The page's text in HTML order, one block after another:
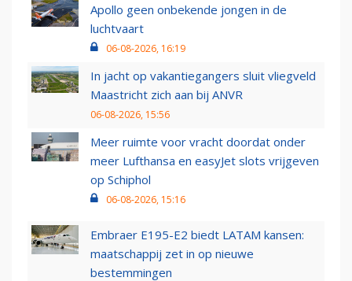
Apollo geen onbekende jongen in de
luchtvaart
06-08-2026, 16:19
In jacht op vakantiegangers sluit vliegveld
Maastricht zich aan bij ANVR
06-08-2026, 15:56
Meer ruimte voor vracht doordat onder
meer Lufthansa en easyJet slots vrijgeven
op Schiphol
06-08-2026, 15:16
Embraer E195-E2 biedt LATAM kansen:
maatschappij zet in op nieuwe
bestemmingen